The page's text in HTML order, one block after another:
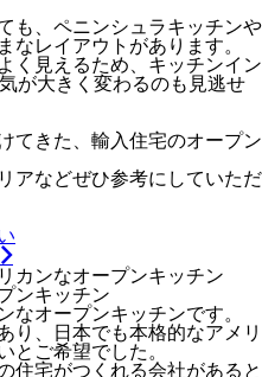
も、ペニンシュラキッチンや
なレイアウトがあります。
く見えるため、キッチンイン
が大きく変わるのも見逃せ
てきた、輸入住宅のオープン
アなどぜひ参考にしていただ
カンなオープンキッチン
なオープンキッチンです。
り、日本でも本格的なアメリ
とご希望でした。
住宅がつくれる会社があると